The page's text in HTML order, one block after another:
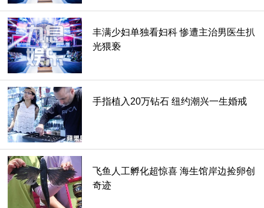
纹身会上瘾是怎么回事
纹身会上瘾就像是整容上瘾一样，是一种心里暗示或者说是心
理上的强迫性疾病。纹身虽然痛却也不是难以承受，而且纹身
爱好者总能找到纹身的理由，例如，女朋友喜欢、有什么有纪
丰满少妇单独看妇科 惨遭主治男医生扒
光猥亵
手指植入20万钻石 纽约潮兴一生婚戒
飞鱼人工孵化超惊喜 海生馆岸边捡卵创
奇迹